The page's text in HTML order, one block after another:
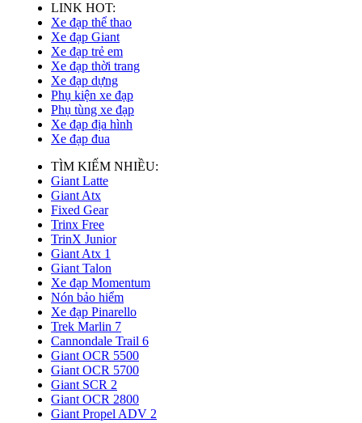
LINK HOT:
Xe đạp thể thao
Xe đạp Giant
Xe đạp trẻ em
Xe đạp thời trang
Xe đạp dựng
Phụ kiện xe đạp
Phụ tùng xe đạp
Xe đạp địa hình
Xe đạp đua
TÌM KIẾM NHIỀU:
Giant Latte
Giant Atx
Fixed Gear
Trinx Free
TrinX Junior
Giant Atx 1
Giant Talon
Xe đạp Momentum
Nón bảo hiểm
Xe đạp Pinarello
Trek Marlin 7
Cannondale Trail 6
Giant OCR 5500
Giant OCR 5700
Giant SCR 2
Giant OCR 2800
Giant Propel ADV 2